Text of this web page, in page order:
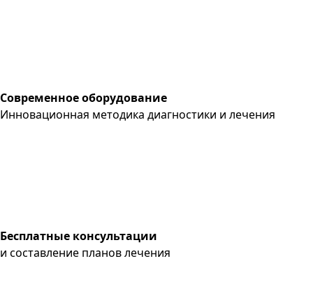
Современное оборудование
Инновационная методика диагностики и лечения
Бесплатные консультации
и составление планов лечения